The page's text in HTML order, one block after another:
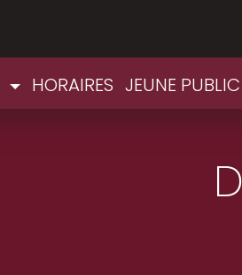
HORAIRES JEUNE PUBLIC